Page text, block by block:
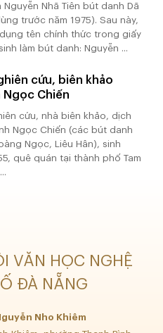
Nguyễn Nhã Tiên bút danh Dã
trước năm 1975). Sau này,
tên chính thức trong giấy
làm bút danh: Nguyễn ...
cứu, biên khảo
Ngọc Chiến
cứu, nhà biên khảo, dịch
Ngọc Chiến (các bút danh
Ngọc, Liêu Hân), sinh
quê quán tại thành phố Tam
VĂN HỌC NGHỆ
ĐÀ NẴNG
Nho Khiêm